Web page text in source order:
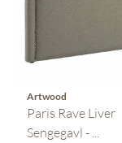
Artwood
Paris Rave Liver
Sengegavl - ...